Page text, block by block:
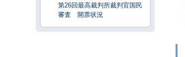
第26回最高裁判所裁判官国民
審査 開票状況